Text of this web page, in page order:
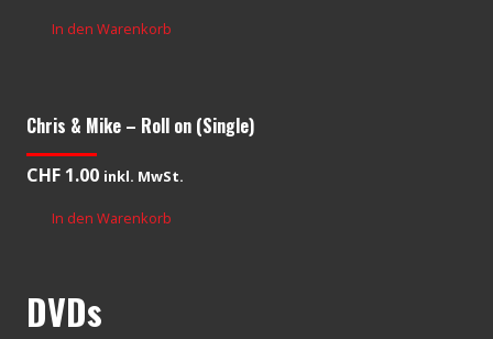
In den Warenkorb
Chris & Mike – Roll on (Single)
CHF 1.00 inkl. MwSt.
In den Warenkorb
DVDs